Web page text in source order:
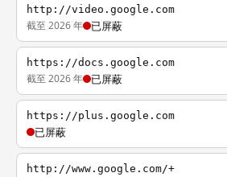
http://video.google.com
截至 2026 年 已屏蔽
https://docs.google.com
截至 2026 年 已屏蔽
https://plus.google.com
已屏蔽
http://www.google.com/+